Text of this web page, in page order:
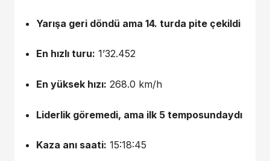
Yarışa geri döndü ama 14. turda pite çekildi
En hızlı turu: 1’32.452
En yüksek hızı: 268.0 km/h
Liderlik göremedi, ama ilk 5 temposundaydı
Kaza anı saati: 15:18:45